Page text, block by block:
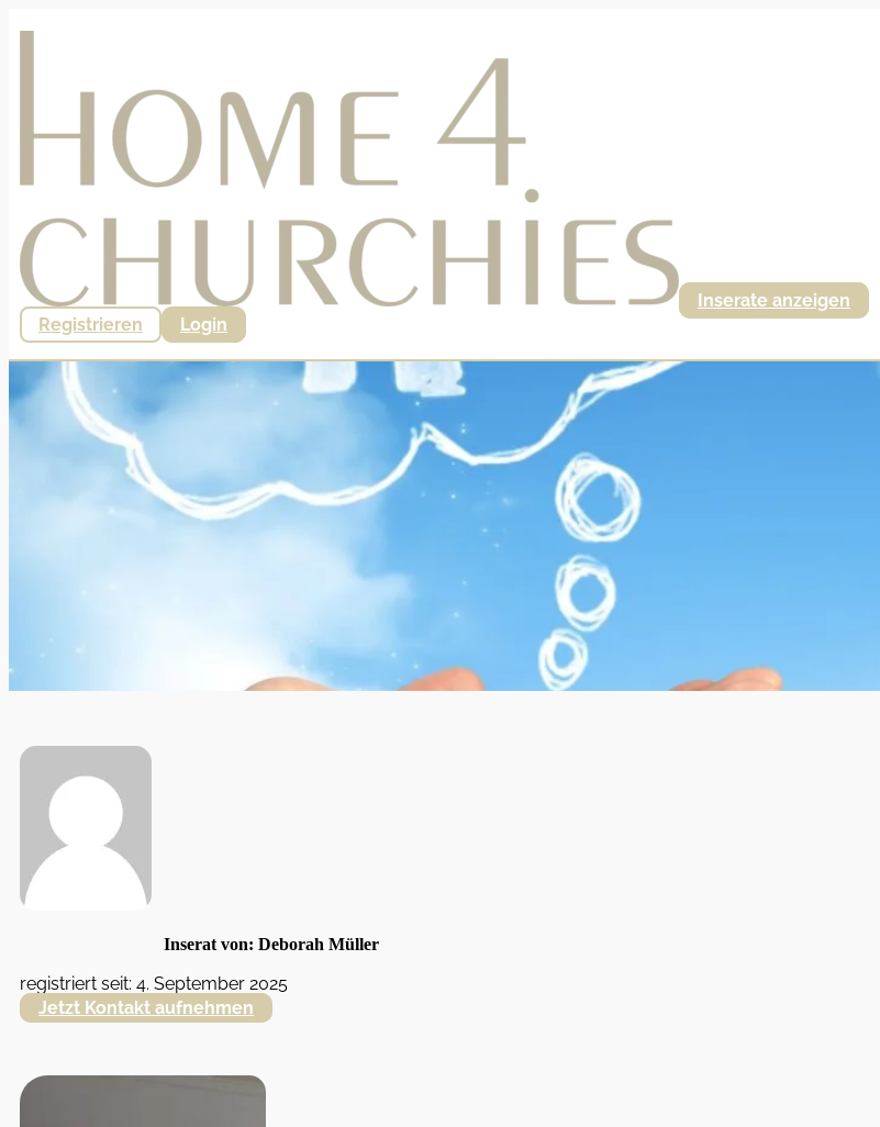
Inserate anzeigen
Registrieren
Login
Inserat von: Deborah Müller
registriert seit: 4. September 2025
Jetzt Kontakt aufnehmen